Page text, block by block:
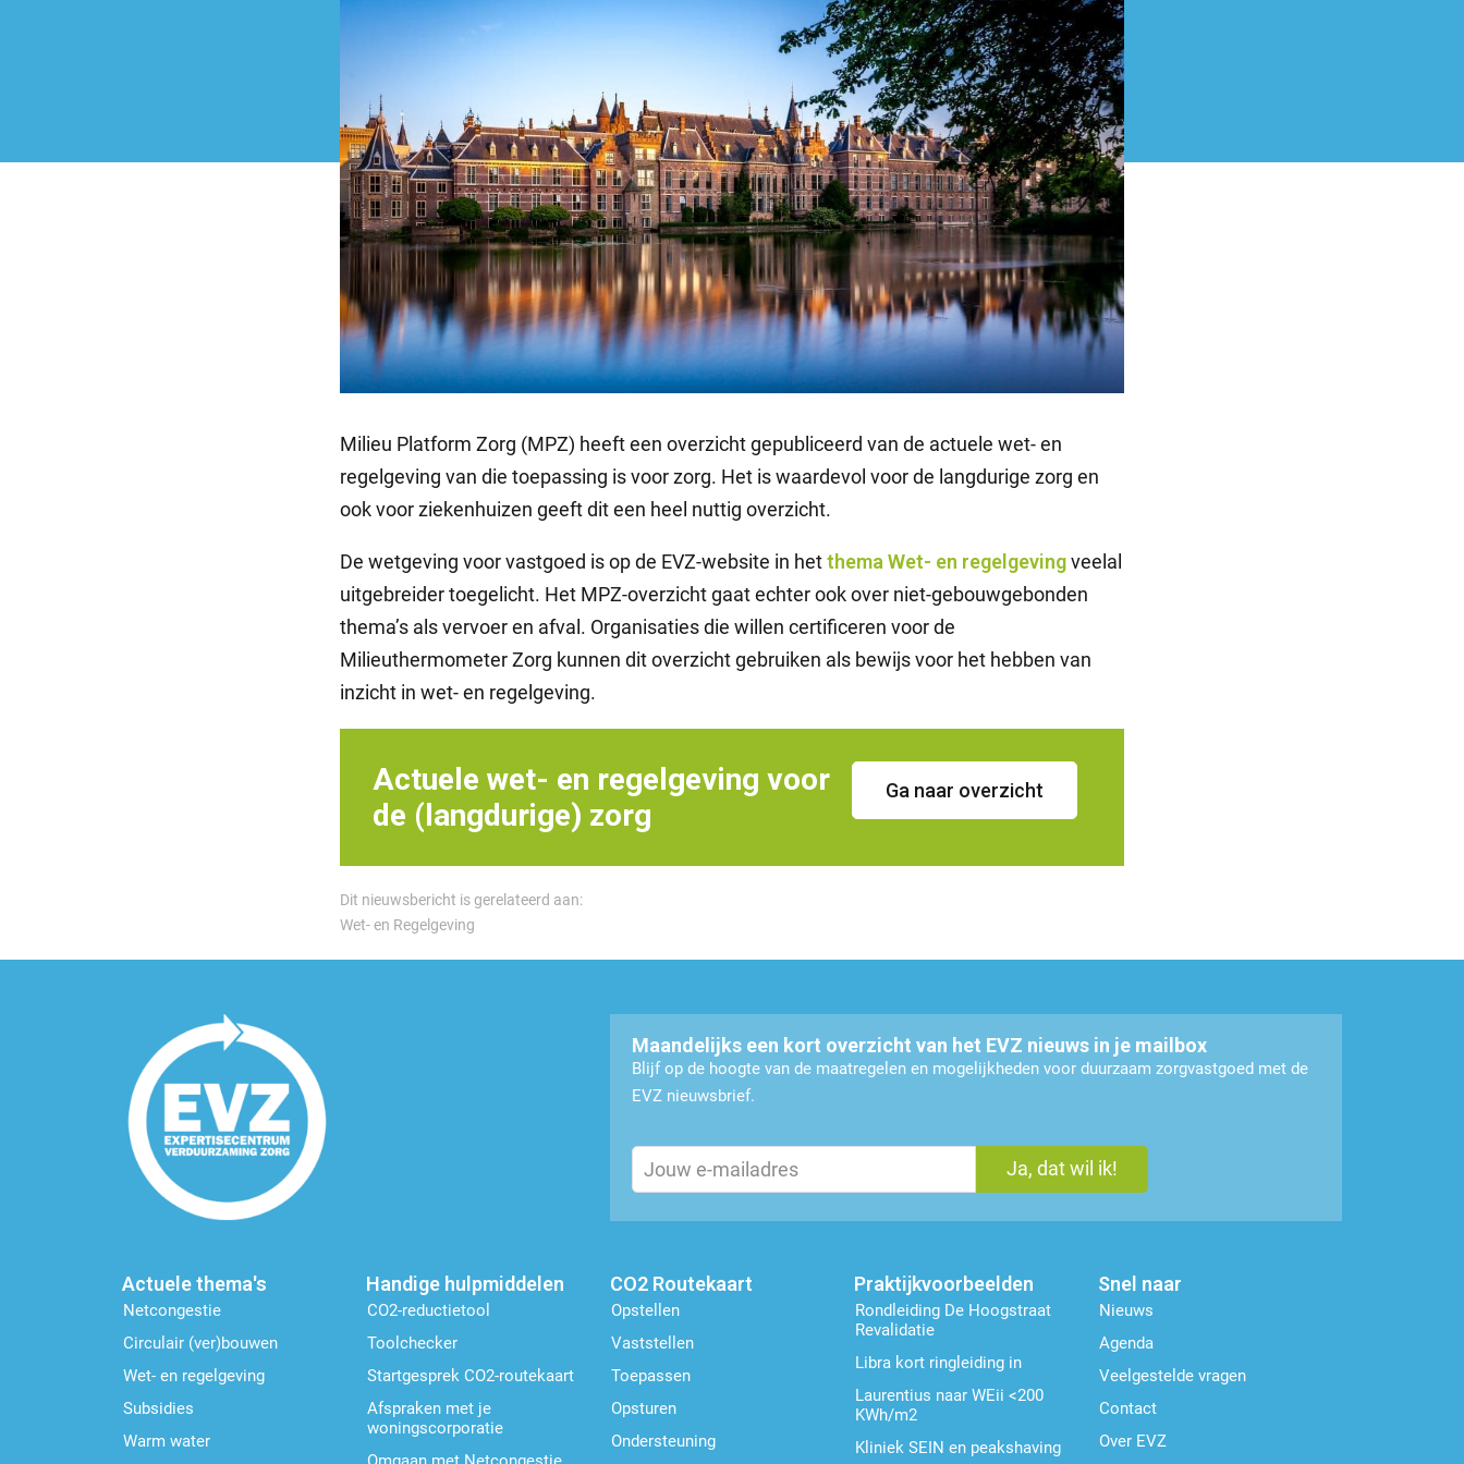
Milieu Platform Zorg (MPZ) heeft een overzicht gepubliceerd van de actuele wet- en
regelgeving van die toepassing is voor zorg. Het is waardevol voor de langdurige zorg en
ook voor ziekenhuizen geeft dit een heel nuttig overzicht.
De wetgeving voor vastgoed is op de EVZ-website in hetthema Wet- en regelgevingveelal
uitgebreider toegelicht. Het MPZ-overzicht gaat echter ook over niet-gebouwgebonden
thema’s als vervoer en afval. Organisaties die willen certificeren voor de
Milieuthermometer Zorg kunnen dit overzicht gebruiken als bewijs voor het hebben van
inzicht in wet- en regelgeving.
Actuele wet- en regelgeving voor
de (langdurige) zorg
Ga naar overzicht
Dit nieuwsbericht is gerelateerd aan:
Wet- en Regelgeving
Maandelijks een kort overzicht van het EVZ nieuws in je mailbox
Blijf op de hoogte van de maatregelen en mogelijkheden voor duurzaam zorgvastgoed met de
EVZ nieuwsbrief.
Email
(Vereist)
Actuele thema's
Netcongestie
Circulair (ver)bouwen
Wet- en regelgeving
Subsidies
Warm water
Handige hulpmiddelen
CO2-reductietool
Toolchecker
Startgesprek CO2-routekaart
Afspraken met je
woningscorporatie
CO2 Routekaart
Opstellen
Vaststellen
Toepassen
Opsturen
Ondersteu­ning
Praktijkvoorbeelden
Rondleiding De Hoogstraat
Revalidatie
Libra kort ringleiding in
Laurentius naar WEii <200
KWh/m2
Kliniek SEIN en peakshaving
Snel naar
Nieuws
Agenda
Veelgestelde vragen
Contact
Over EVZ